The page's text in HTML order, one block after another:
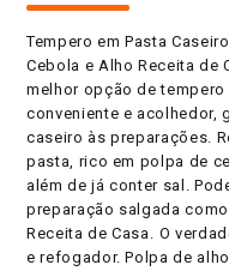
Tempero em Pasta
Cebola e Alho Receita de
melhor opção de
conveniente e acolhedor,
caseiro às preparações.
pasta, rico em polpa de
além de já conter sal.
preparação salgada
Receita de Casa. O
e refogador. Polpa de